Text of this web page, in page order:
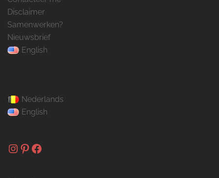
Disclaimer
Samenwerken?
Nieuwsbrief
English
Nederlands
English
Instagram
Pinterest
Facebook